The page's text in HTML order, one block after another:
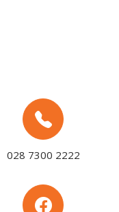
028 7300 2222